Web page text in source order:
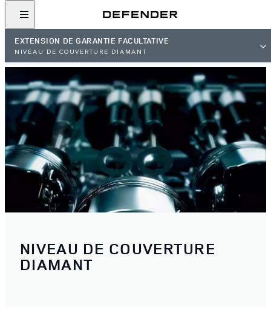
EXTENSION DE GARANTIE FACULTATIVE
NIVEAU DE COUVERTURE DIAMANT
NIVEAU DE COUVERTURE
DIAMANT